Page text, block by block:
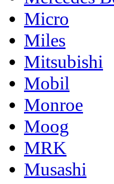
Micro
Miles
Mitsubishi
Mobil
Monroe
Moog
MRK
Musashi